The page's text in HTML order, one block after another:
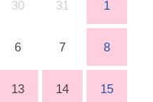
30 31 1
6 7 8
13 14 15